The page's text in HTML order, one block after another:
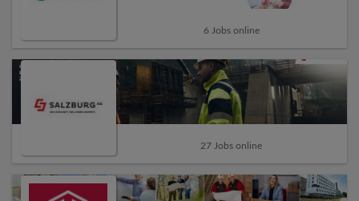
6 Jobs online
27 Jobs online